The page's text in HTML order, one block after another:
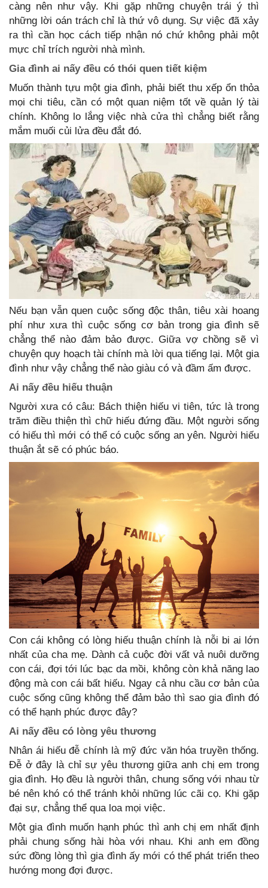
càng nên như vậy. Khi gặp những chuyện trái ý thì
những lời oán trách chỉ là thứ vô dụng. Sự việc đã xảy
ra thì cần học cách tiếp nhận nó chứ không phải một
mực chỉ trích người nhà mình.
Gia đình ai nấy đều có thói quen tiết kiệm
Muốn thành tựu một gia đình, phải biết thu xếp ổn thỏa
mọi chi tiêu, cần có một quan niệm tốt về quản lý tài
chính. Không lo lắng việc nhà cửa thì chẳng biết rằng
mắm muối củi lửa đều đắt đó.
Nếu bạn vẫn quen cuộc sống độc thân, tiêu xài hoang
phí như xưa thì cuộc sống cơ bản trong gia đình sẽ
chẳng thể nào đảm bảo được. Giữa vợ chồng sẽ vì
chuyện quy hoạch tài chính mà lời qua tiếng lại. Một gia
đình như vậy chẳng thể nào giàu có và đầm ấm được.
Ai nấy đều hiếu thuận
Người xưa có câu: Bách thiện hiếu vi tiên, tức là trong
trăm điều thiện thì chữ hiếu đứng đầu. Một người sống
có hiếu thì mới có thể có cuộc sống an yên. Người hiếu
thuận ắt sẽ có phúc báo.
Con cái không có lòng hiếu thuận chính là nỗi bi ai lớn
nhất của cha mẹ. Dành cả cuộc đời vất vả nuôi dưỡng
con cái, đợi tới lúc bạc da mồi, không còn khả năng lao
động mà con cái bất hiếu. Ngay cả nhu cầu cơ bản của
cuộc sống cũng không thể đảm bảo thì sao gia đình đó
có thể hạnh phúc được đây?
Ai nấy đều có lòng yêu thương
Nhân ái hiếu đễ chính là mỹ đức văn hóa truyền thống.
Đễ ở đây là chỉ sự yêu thương giữa anh chị em trong
gia đình. Họ đều là người thân, chung sống với nhau từ
bé nên khó có thể tránh khỏi những lúc cãi cọ. Khi gặp
đại sự, chẳng thể qua loa mọi việc.
Một gia đình muốn hạnh phúc thì anh chị em nhất định
phải chung sống hài hòa với nhau. Khi anh em đồng
sức đồng lòng thì gia đình ấy mới có thể phát triển theo
hướng mong đợi được.